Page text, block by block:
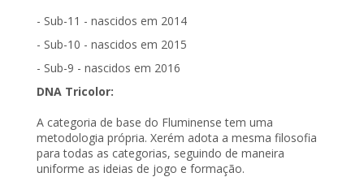
- Sub-11 - nascidos em 2014
- Sub-10 - nascidos em 2015
- Sub-9 - nascidos em 2016
DNA Tricolor:
A categoria de base do Fluminense tem uma
metodologia própria. Xerém adota a mesma filosofia
para todas as categorias, seguindo de maneira
uniforme as ideias de jogo e formação.